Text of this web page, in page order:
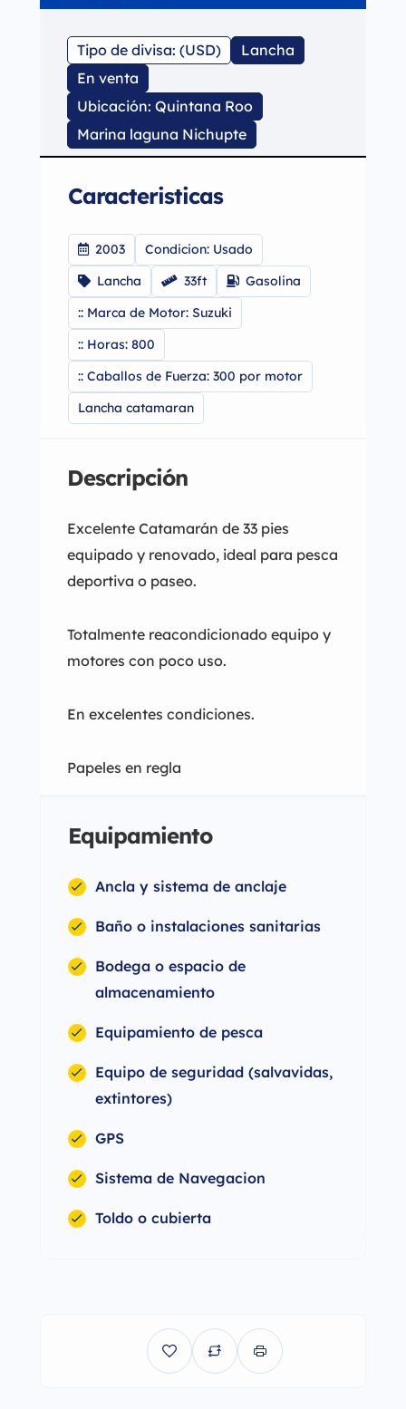
Tipo de divisa: (USD)
Lancha
En venta
Ubicación: Quintana Roo
Marina laguna Nichupte
Caracteristicas
2003
Condicion: Usado
Lancha
33ft
Gasolina
:: Marca de Motor: Suzuki
:: Horas: 800
:: Caballos de Fuerza: 300 por motor
Lancha catamaran
Descripción
Excelente Catamarán de 33 pies
equipado y renovado, ideal para pesca
deportiva o paseo.
Totalmente reacondicionado equipo y
motores con poco uso.
En excelentes condiciones.
Papeles en regla
Equipamiento
Ancla y sistema de anclaje
Baño o instalaciones sanitarias
Bodega o espacio de
almacenamiento
Equipamiento de pesca
Equipo de seguridad (salvavidas,
extintores)
GPS
Sistema de Navegacion
Toldo o cubierta